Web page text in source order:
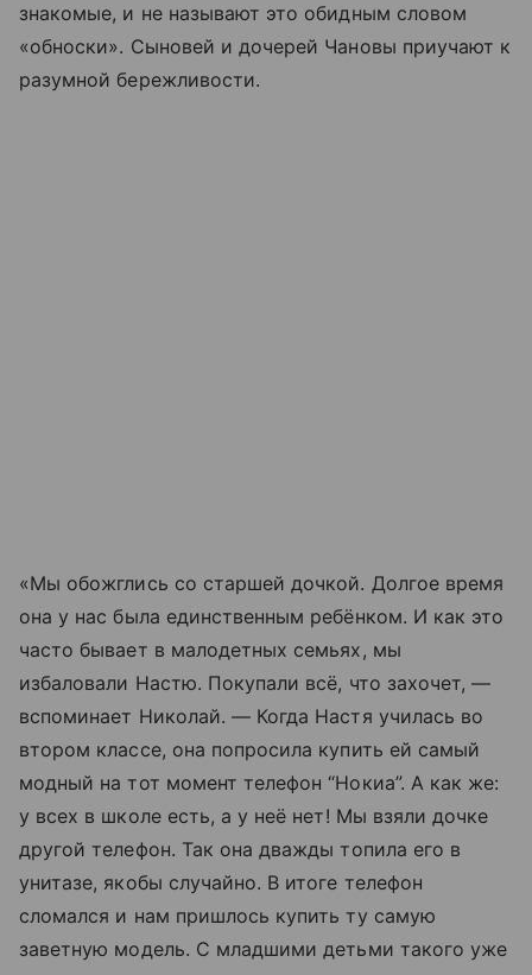
знакомые, и не называют это обидным словом
«обноски». Сыновей и дочерей Чановы приучают к
разумной бережливости.
«Мы обожглись со старшей дочкой. Долгое время
она у нас была единственным ребёнком. И как это
часто бывает в малодетных семьях, мы
избаловали Настю. Покупали всё, что захочет, —
вспоминает Николай. — Когда Настя училась во
втором классе, она попросила купить ей самый
модный на тот момент телефон “Нокиа”. А как же:
у всех в школе есть, а у неё нет! Мы взяли дочке
другой телефон. Так она дважды топила его в
унитазе, якобы случайно. В итоге телефон
сломался и нам пришлось купить ту самую
заветную модель. С младшими детьми такого уже